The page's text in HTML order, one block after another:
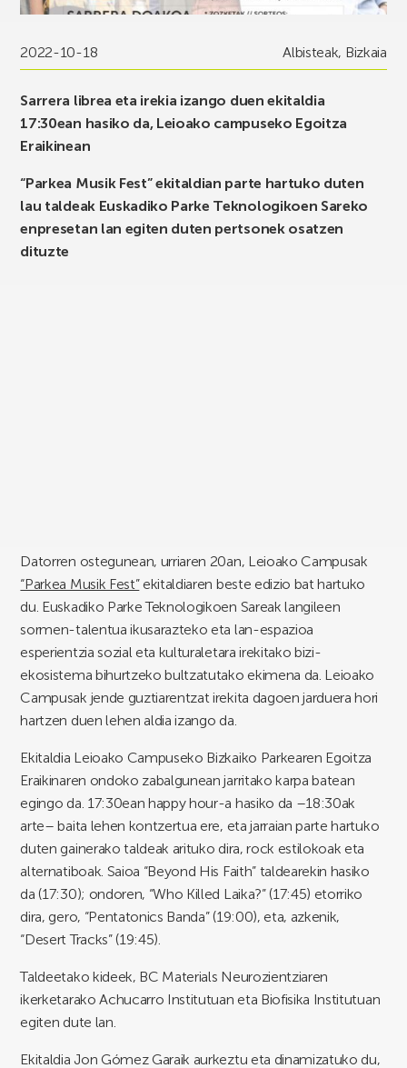
2022-10-18 Albisteak, Bizkaia
Sarrera librea eta irekia izango duen ekitaldia
17:30ean hasiko da, Leioako campuseko Egoitza
Eraikinean
“Parkea Musik Fest” ekitaldian parte hartuko duten
lau taldeak Euskadiko Parke Teknologikoen Sareko
enpresetan lan egiten duten pertsonek osatzen
dituzte
Datorren ostegunean, urriaren 20an, Leioako Campusak
“Parkea Musik Fest”ekitaldiaren beste edizio bat hartuko
du. Euskadiko Parke Teknologikoen Sareak langileen
sormen-talentua ikusarazteko eta lan-espazioa
esperientzia sozial eta kulturaletara irekitako bizi-
ekosistema bihurtzeko bultzatutako ekimena da. Leioako
Campusak jende guztiarentzat irekita dagoen jarduera hori
hartzen duen lehen aldia izango da.
Ekitaldia Leioako Campuseko Bizkaiko Parkearen Egoitza
Eraikinaren ondoko zabalgunean jarritako karpa batean
egingo da. 17:30ean happy hour-a hasiko da –18:30ak
arte– baita lehen kontzertua ere, eta jarraian parte hartuko
duten gainerako taldeak arituko dira, rock estilokoak eta
alternatiboak. Saioa “Beyond His Faith” taldearekin hasiko
da (17:30); ondoren, “Who Killed Laika?” (17:45) etorriko
dira, gero, “Pentatonics Banda” (19:00), eta, azkenik,
“Desert Tracks” (19:45).
Taldeetako kideek, BC Materials Neurozientziaren
ikerketarako Achucarro Institutuan eta Biofisika Institutuan
egiten dute lan.
Ekitaldia Jon Gómez Garaik aurkeztu eta dinamizatuko du,